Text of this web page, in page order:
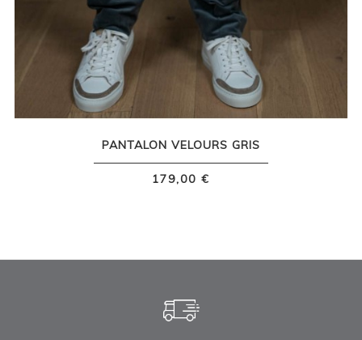
PANTALON VELOURS GRIS
179,00 €